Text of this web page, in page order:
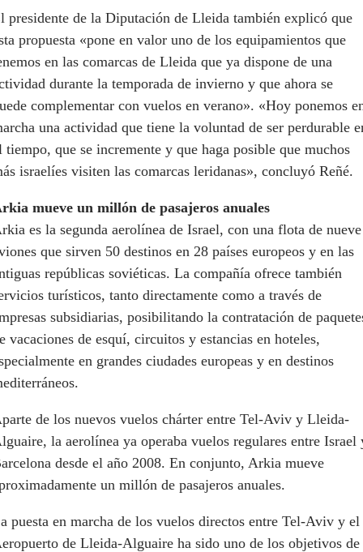
presidente de la Diputación de Lleida también explicó que
propuesta «pone en valor uno de los equipamientos que
en las comarcas de Lleida que ya dispone de una
durante la temporada de invierno y que ahora se
complementar con vuelos en verano». «Hoy ponemos
una actividad que tiene la voluntad de ser perdurable
tiempo, que se incremente y que haga posible que muchos
israelíes visiten las comarcas leridanas», concluyó Reñé.
mueve un millón de pasajeros anuales
es la segunda aerolínea de Israel, con una flota de nueve
que sirven 50 destinos en 28 países europeos y en las
repúblicas soviéticas. La compañía ofrece también
turísticos, tanto directamente como a través de
subsidiarias, posibilitando la contratación de
vacaciones de esquí, circuitos y estancias en hoteles,
en grandes ciudades europeas y en destinos
de los nuevos vuelos chárter entre Tel-Aviv y Lleida-
la aerolínea ya operaba vuelos regulares entre Israel
desde el año 2008. En conjunto, Arkia mueve
un millón de pasajeros anuales.
puesta en marcha de los vuelos directos entre Tel-Aviv y el
de Lleida-Alguaire ha sido uno de los objetivos de